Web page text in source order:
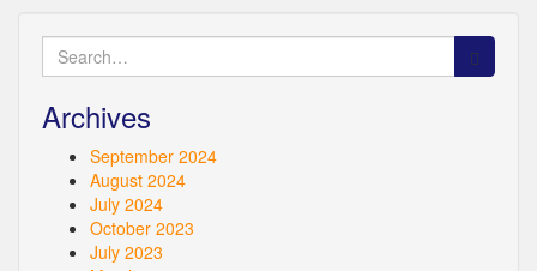
Search
for:
Archives
September 2024
August 2024
July 2024
October 2023
July 2023